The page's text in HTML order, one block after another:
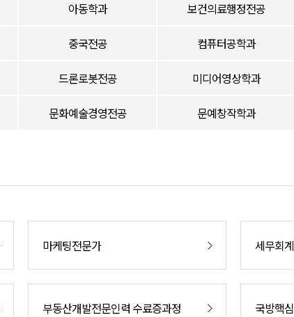
아동학과 보건의료행정전공
중국전공 컴퓨터공학과
드론로봇전공 미디어영상학과
문화예술경영전공 문예창작학과
마케팅전문가 세무회
부동산개발전문인력 수료증과정 국방핵